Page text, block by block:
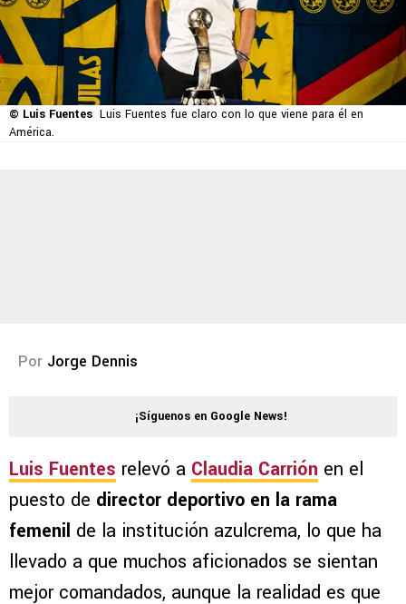
© Luis Fuentes Luis Fuentes fue claro con lo que viene para él en
América.
Por Jorge Dennis
¡Síguenos en Google News!
Luis Fuentes relevó a Claudia Carrión en el
puesto de director deportivo en la rama
femenil de la institución azulcrema, lo que ha
llevado a que muchos aficionados se sientan
mejor comandados, aunque la realidad es que